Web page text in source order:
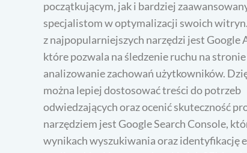
początkującym, jak i bardziej
specjalistom w optymalizacji swoich
z najpopularniejszych narzędzi jest Google
które pozwala na śledzenie ruchu na
analizowanie zachowań użytkowników.
można lepiej dostosować treści do potrzeb
odwiedzających oraz ocenić skuteczność
narzędziem jest Google Search Console,
wynikach wyszukiwania oraz identyfikację